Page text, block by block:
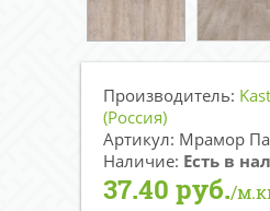
Производитель:
(Россия)
Артикул: Мрамор
Наличие: Есть в
37.40 руб./